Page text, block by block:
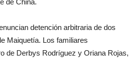
de China.
detención arbitraria de dos
Maiquetía. Los familiares
de Derbys Rodríguez y Oriana Rojas,